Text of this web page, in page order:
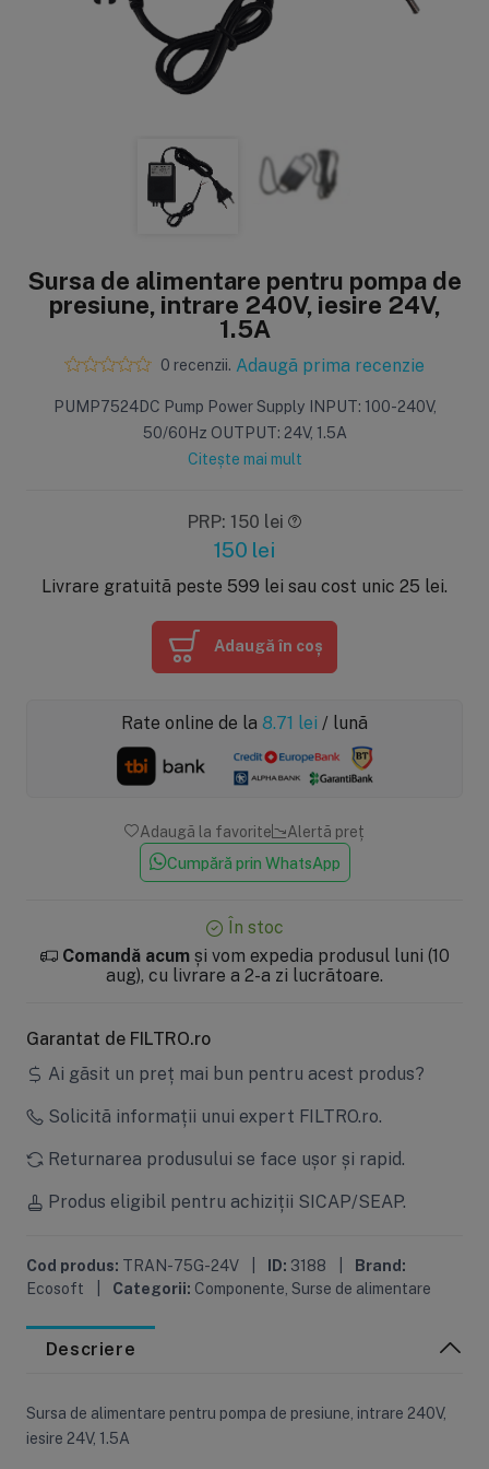
Sisteme de filtrare
Filtre pentru duș
Sterilizatoare UV
Dozatoare
Sisteme economice
Carcase
(1)
Carcase
Seturi de
Sursa de alimentare pentru pompa de
presiune, intrare 240V, iesire 24V,
1.5A
0 recenzii. Adaugă prima recenzie
PUMP7524DC Pump Power Supply INPUT: 100-240V,
50/60Hz OUTPUT: 24V, 1.5A
Citește mai mult
PRP: 150 lei
150 lei
Livrare gratuită peste 599 lei sau cost unic 25 lei.
Adaugă în coș
Rate online de la 8.71 lei / lună
Adaugă la favorite
Alertă preț
Cumpără prin WhatsApp
În stoc
Comandă acumși vom expedia produsul luni (10
aug), cu livrare a 2-a zi lucrătoare.
Garantat de FILTRO.ro
Ai găsit un preț mai bun pentru acest produs?
Solicită informații unui expert FILTRO.ro.
Returnarea produsului se face ușor și rapid.
Produs eligibil pentru achiziții SICAP/SEAP.
Cod produs: TRAN-75G-24V ID: 3188
Brand:
Ecosoft
Categorii: Componente Surse de alimentare
Descriere
Sursa de alimentare pentru pompa de presiune, intrare 240V,
iesire 24V, 1.5A